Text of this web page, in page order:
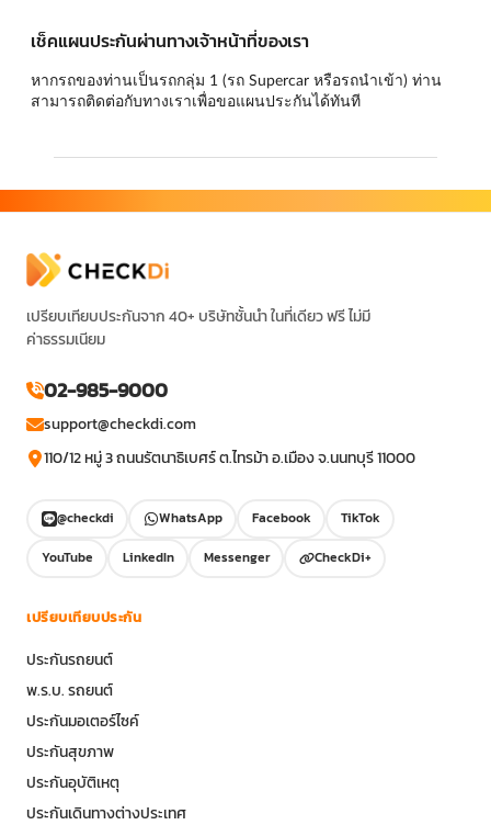
เช็คแผนประกันผ่านทางเจ้าหน้าที่ของเรา
หากรถของท่านเป็นรถกลุ่ม 1 (รถ Supercar หรือรถนำเข้า) ท่าน
สามารถติดต่อกับทางเราเพื่อขอแผนประกันได้ทันที
เปรียบเทียบประกันจาก 40+ บริษัทชั้นนำ ในที่เดียว ฟรี ไม่มี
ค่าธรรมเนียม
02-985-9000
support@checkdi.com
110/12 หมู่ 3 ถนนรัตนาธิเบศร์ ต.ไทรม้า อ.เมือง จ.นนทบุรี 11000
@checkdi WhatsApp Facebook
TikTok
YouTube
LinkedIn Messenger CheckDi+
เปรียบเทียบประกัน
ประกันรถยนต์
พ.ร.บ. รถยนต์
ประกันมอเตอร์ไซค์
ประกันสุขภาพ
ประกันอุบัติเหตุ
ประกันเดินทางต่างประเทศ